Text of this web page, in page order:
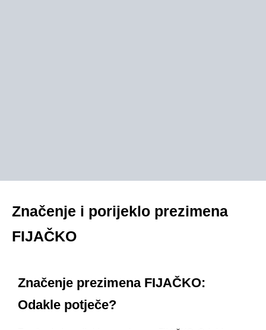
Značenje i porijeklo prezimena
FIJAČKO
Značenje prezimena FIJAČKO:
Odakle potječe?